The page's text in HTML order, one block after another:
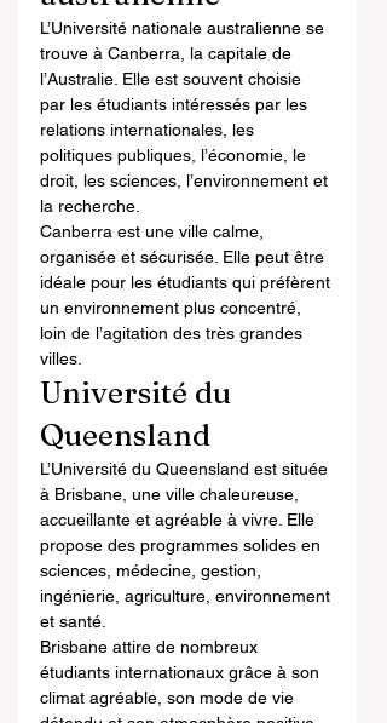
L’Université nationale australienne se
trouve à Canberra, la capitale de
l’Australie. Elle est souvent choisie
par les étudiants intéressés par les
relations internationales, les
politiques publiques, l’économie, le
droit, les sciences, l’environnement et
la recherche.
Canberra est une ville calme,
organisée et sécurisée. Elle peut être
idéale pour les étudiants qui préfèrent
un environnement plus concentré,
loin de l’agitation des très grandes
villes.
Université du
Queensland
L’Université du Queensland est située
à Brisbane, une ville chaleureuse,
accueillante et agréable à vivre. Elle
propose des programmes solides en
sciences, médecine, gestion,
ingénierie, agriculture, environnement
et santé.
Brisbane attire de nombreux
étudiants internationaux grâce à son
climat agréable, son mode de vie